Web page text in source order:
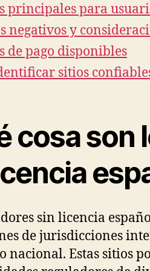
principales para
negativos y
de pago disponibles
sitios
cosa son
sin licencia
de jurisdicciones
nacional. Estas sitios